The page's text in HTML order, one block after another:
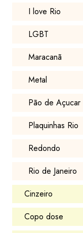
I love Rio
LGBT
Maracanã
Metal
Pão de Açucar
Plaquinhas Rio
Redondo
Rio de Janeiro
Cinzeiro
Copo dose